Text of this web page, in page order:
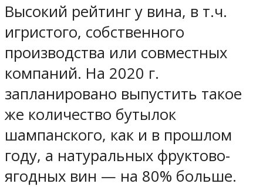
Высокий рейтинг у вина, в т.ч.
игристого, собственного
производства или совместных
компаний. На 2020 г.
запланировано выпустить такое
же количество бутылок
шампанского, как и в прошлом
году, а натуральных фруктово-
ягодных вин — на 80% больше.